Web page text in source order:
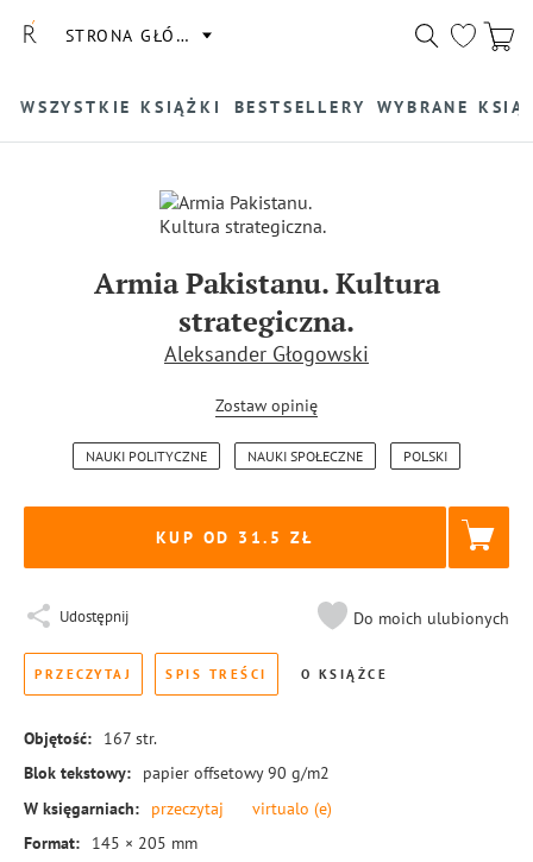
STRONA GŁÓWNA
WSZYSTKIE KSIĄŻKI BESTSELLERY WYBRANE
Armia Pakistanu. Kultura
strategiczna.
Aleksander Głogowski
Zostaw opinię
NAUKI POLITYCZNE NAUKI SPOŁECZNE POLSKI
KUP OD 31.5
Udostępnij Do moich ulubionych
PRZECZYTAJ SPIS TREŚCI O KSIĄŻCE
Objętość: 167 str.
Blok tekstowy:
papier offsetowy 90 g/m2
W księgarniach:
przeczytaj virtualo (e)
Format:
145 × 205 mm